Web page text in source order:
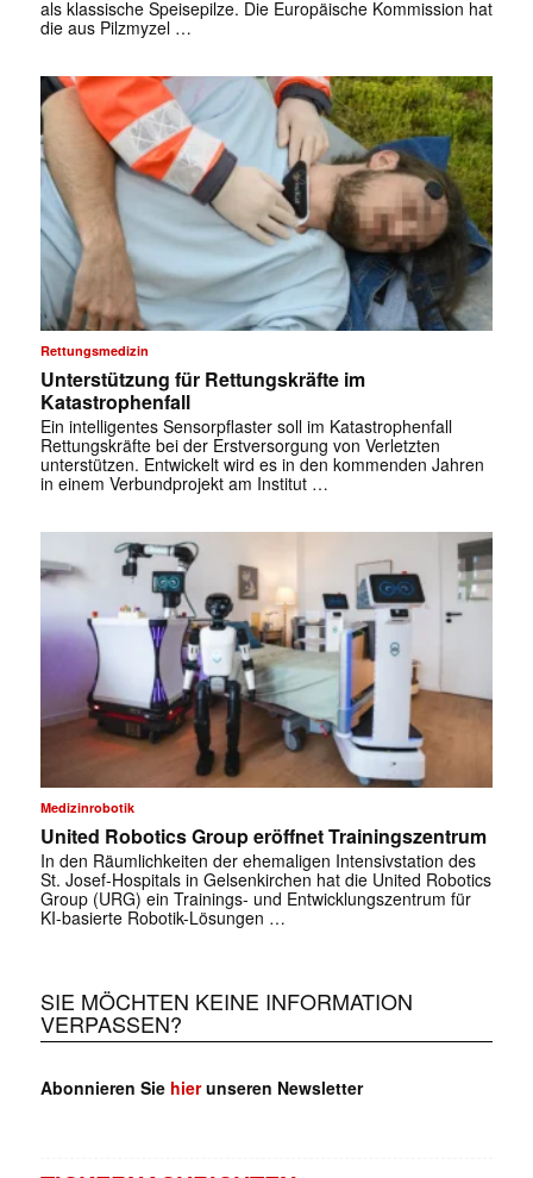
als klassische Speisepilze. Die Europäische Kommission hat
die aus Pilzmyzel …
Rettungsmedizin
Unterstützung für Rettungskräfte im
Katastrophenfall
Ein intelligentes Sensorpflaster soll im Katastrophenfall
Rettungskräfte bei der Erstversorgung von Verletzten
unterstützen. Entwickelt wird es in den kommenden Jahren
in einem Verbundprojekt am Institut …
Medizinrobotik
United Robotics Group eröffnet Trainingszentrum
In den Räumlichkeiten der ehemaligen Intensivstation des
St. Josef-Hospitals in Gelsenkirchen hat die United Robotics
Group (URG) ein Trainings- und Entwicklungszentrum für
KI-basierte Robotik-Lösungen …
SIE MÖCHTEN KEINE INFORMATION
VERPASSEN?
Abonnieren Sie hierunseren Newsletter